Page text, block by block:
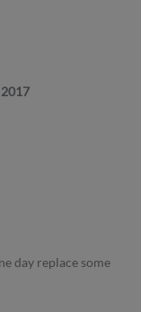
day replace some